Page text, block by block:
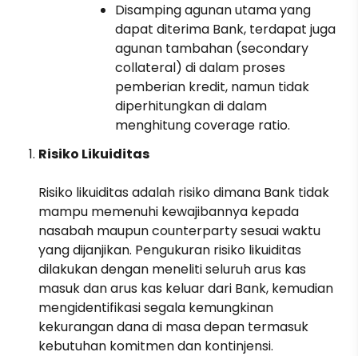
Disamping agunan utama yang
dapat diterima Bank, terdapat juga
agunan tambahan (secondary
collateral) di dalam proses
pemberian kredit, namun tidak
diperhitungkan di dalam
menghitung coverage ratio.
Risiko Likuiditas
Risiko likuiditas adalah risiko dimana Bank tidak
mampu memenuhi kewajibannya kepada
nasabah maupun counterparty sesuai waktu
yang dijanjikan. Pengukuran risiko likuiditas
dilakukan dengan meneliti seluruh arus kas
masuk dan arus kas keluar dari Bank, kemudian
mengidentifikasi segala kemungkinan
kekurangan dana di masa depan termasuk
kebutuhan komitmen dan kontinjensi.